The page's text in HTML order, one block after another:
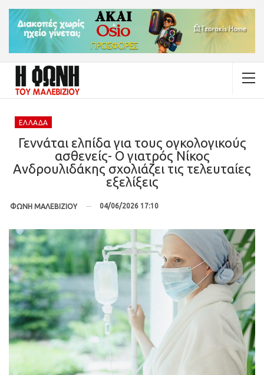
ΕΛΛΆΔΑ
Γεννάται ελπίδα για τους ογκολογικούς
ασθενείς- Ο γιατρός Νίκος
Ανδρουλιδάκης σχολιάζει τις τελευταίες
εξελίξεις
ΦΩΝΗ ΜΑΛΕΒΙΖΙΟΥ 04/06/2026 17:10